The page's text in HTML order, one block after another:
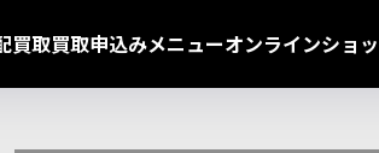
買取買取申込みメニューオンラインショ